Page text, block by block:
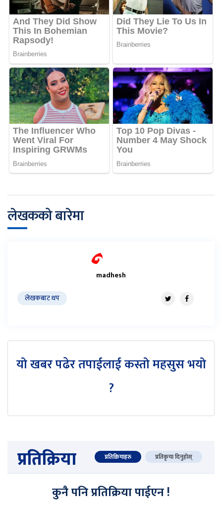
लेखकको बारेमा
madhesh
लेखकबाट थप
यो खबर पढेर तपाईलाई कस्तो महसुस भयो
?
प्रतिक्रिया प्रतिक्रियाहरु प्रतिकृया दिनुहोस्
कुनै पनि प्रतिक्रिया पाईएन !